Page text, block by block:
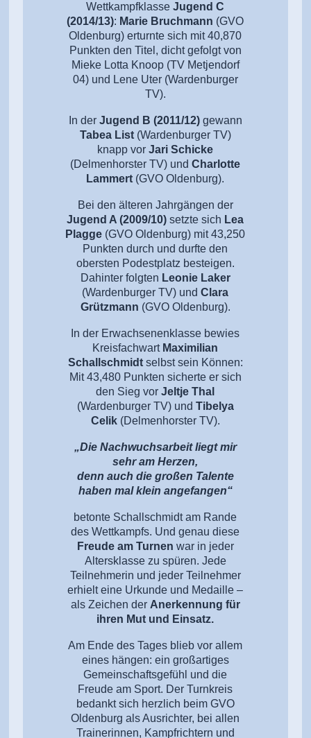
WettkampfklasseJugend C
(2014/13): Marie Bruchmann (GVO
Oldenburg) erturnte sich mit 40,870
Punkten den Titel, dicht gefolgt von
Mieke Lotta Knoop (TV Metjendorf
04) und Lene Uter (Wardenburger
TV).
In der Jugend B (2011/12)gewann
Tabea List(Wardenburger TV)
knapp vorJari Schicke
(Delmenhorster TV) undCharlotte
Lammert (GVO Oldenburg).
Bei den älteren Jahrgängen der
Jugend A (2009/10) setzte sich Lea
Plagge (GVO Oldenburg) mit 43,250
Punkten durch und durfte den
obersten Podestplatz besteigen.
Dahinter folgten Leonie Laker
(Wardenburger TV) undClara
Grützmann (GVO Oldenburg).
In der Erwachsenenklasse bewies
Kreisfachwart Maximilian
Schallschmidtselbst sein Können:
Mit 43,480 Punkten sicherte er sich
den Sieg vorJeltje Thal
(Wardenburger TV) und Tibelya
Celik(Delmenhorster TV).
„Die Nachwuchsarbeit liegt mir
sehr am Herzen,
denn auch die großen Talente
haben mal klein angefangen“
betonte Schallschmidt am Rande
des Wettkampfs. Und genau diese
Freude am Turnen war in jeder
Altersklasse zu spüren. Jede
Teilnehmerin und jeder Teilnehmer
erhielt eine Urkunde und Medaille –
als Zeichen der Anerkennung für
ihren Mut und Einsatz.
Am Ende des Tages blieb vor allem
eines hängen: ein großartiges
Gemeinschaftsgefühl und die
Freude am Sport. Der Turnkreis
bedankt sich herzlich beim GVO
Oldenburg als Ausrichter, bei allen
Trainerinnen, Kampfrichtern und